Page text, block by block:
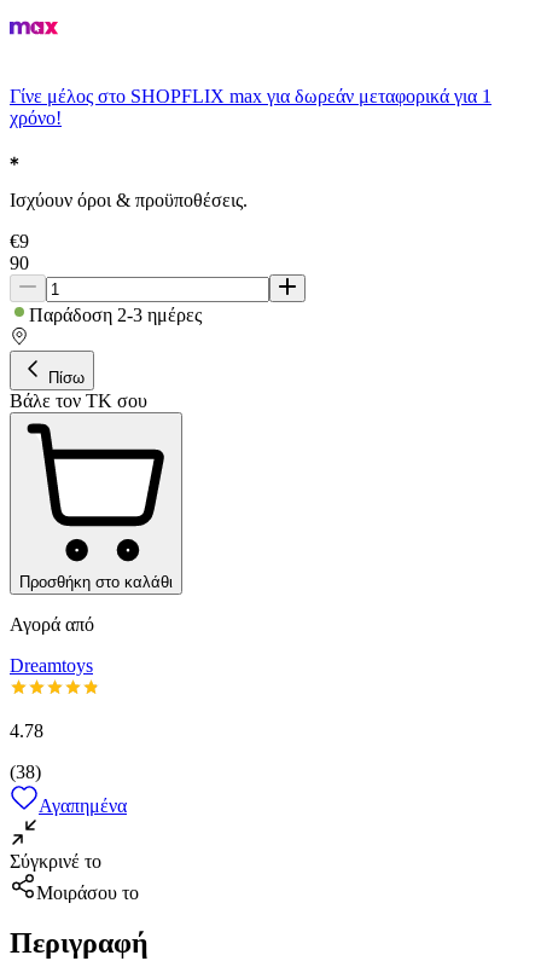
Γίνε μέλος στο SHOPFLIX max για δωρεάν μεταφορικά για 1
χρόνο!
Ισχύουν όροι & προϋποθέσεις.
€9
90
Παράδοση 2-3 ημέρες
Πίσω
Βάλε τον ΤΚ σου
Προσθήκη στο καλάθι
Αγορά από
Dreamtoys
4.78
(38)
Αγαπημένα
Σύγκρινέ το
Μοιράσου το
Περιγραφή